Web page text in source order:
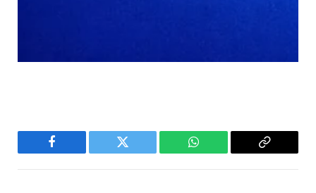
Facebook Twitter WhatsApp
Copy